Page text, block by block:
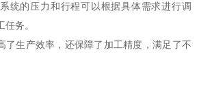
的压力和行程可以根据具体需求进行调
务。
生产效率，还保障了加工精度，满足了不